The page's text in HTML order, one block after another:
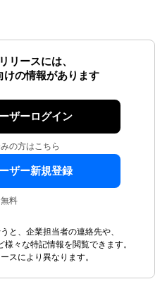
リースには、
けの情報があります
ザーログイン
の方はこちら
ザー新規登録
無料
と、企業担当者の連絡先や、
々な特記情報を閲覧できます。
スにより異なります。